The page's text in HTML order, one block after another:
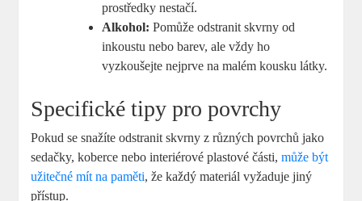
prostředky nestačí.
Alkohol: Pomůže odstranit skvrny od
inkoustu nebo barev, ale vždy ho
vyzkoušejte nejprve na malém kousku látky.
Specifické tipy pro povrchy
Pokud se snažíte odstranit skvrny z různých povrchů jako
sedačky, koberce nebo interiérové plastové části,může být
užitečné mít na paměti, že každý materiál vyžaduje jiný
přístup.